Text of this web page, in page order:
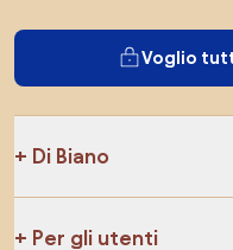
Voglio
Di Biano
Per gli utenti